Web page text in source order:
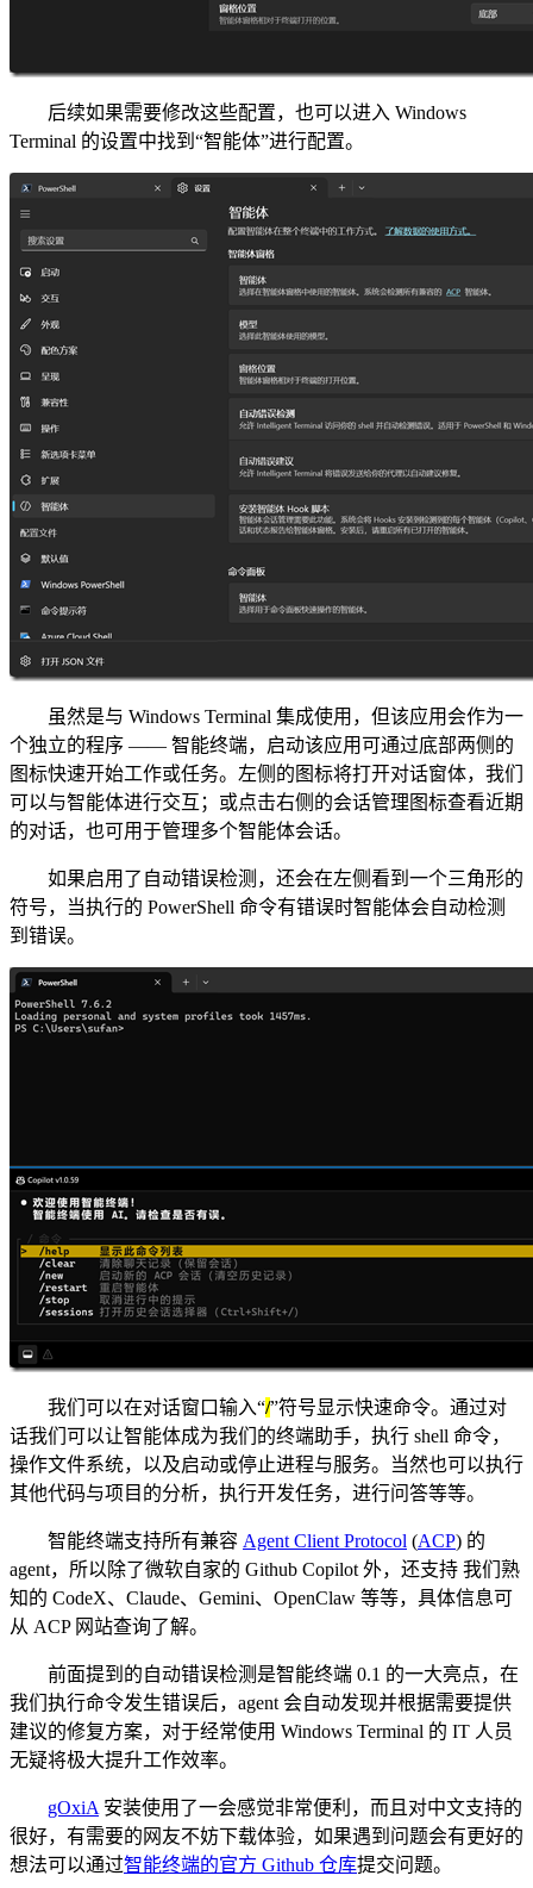
后续如果需要修改这些配置，也可以进入 Windows
Terminal 的设置中找到“智能体”进行配置。
虽然是与 Windows Terminal 集成使用，但该应用会作为一
个独立的程序 —— 智能终端，启动该应用可通过底部两侧的
图标快速开始工作或任务。左侧的图标将打开对话窗体，我们
可以与智能体进行交互；或点击右侧的会话管理图标查看近期
的对话，也可用于管理多个智能体会话。
如果启用了自动错误检测，还会在左侧看到一个三角形的
符号，当执行的 PowerShell 命令有错误时智能体会自动检测
到错误。
我们可以在对话窗口输入“/”符号显示快速命令。通过对
话我们可以让智能体成为我们的终端助手，执行 shell 命令，
操作文件系统，以及启动或停止进程与服务。当然也可以执行
其他代码与项目的分析，执行开发任务，进行问答等等。
智能终端支持所有兼容 Agent Client Protocol (ACP) 的
agent，所以除了微软自家的 Github Copilot 外，还支持 我们熟
知的 CodeX、Claude、Gemini、OpenClaw 等等，具体信息可
从 ACP 网站查询了解。
前面提到的自动错误检测是智能终端 0.1 的一大亮点，在
我们执行命令发生错误后，agent 会自动发现并根据需要提供
建议的修复方案，对于经常使用 Windows Terminal 的 IT 人员
无疑将极大提升工作效率。
gOxiA安装使用了一会感觉非常便利，而且对中文支持的
很好，有需要的网友不妨下载体验，如果遇到问题会有更好的
想法可以通过智能终端的官方 Github 仓库提交问题。